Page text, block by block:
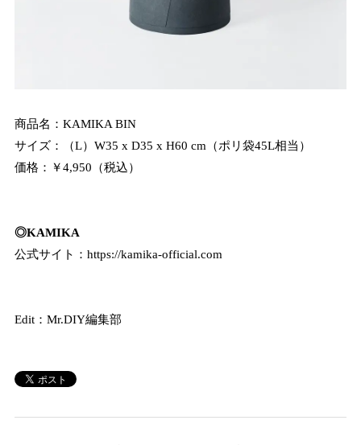
商品名：KAMIKA BIN
サイズ：（L）W35 x D35 x H60 cm（ポリ袋45L相当）
価格：￥4,950（税込）
◎KAMIKA
公式サイト： https://kamika-official.com
Edit：Mr.DIY編集部